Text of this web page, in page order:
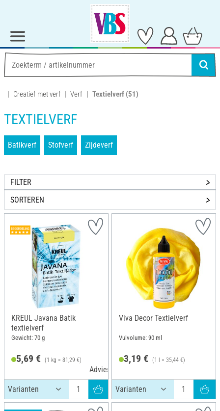
Creatief met verf Verf Textielverf (51)
TEXTIELVERF
Batikverf Stofverf Zijdeverf
FILTER
SORTEREN
KREUL Javana Batik
textielverf
Gewicht: 70 g
5,69 € (1 kg = 81,29 €)
Adviesprijs 6,99 €
Viva Decor Textielverf
Vulvolume: 90 ml
3,19 € (1 l = 35,44 €)